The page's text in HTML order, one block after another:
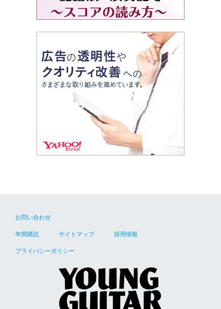
お問い合わせ
年間購読 サイトマップ 採用情報
プライバシーポリシー